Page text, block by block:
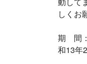
しくお
期 間
和13年2